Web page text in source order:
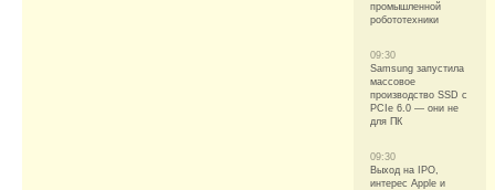
промышленной
робототехники
09:30
Samsung запустила
массовое
производство SSD с
PCIe 6.0 — они не
для ПК
09:30
Выход на IPO,
интерес Apple и